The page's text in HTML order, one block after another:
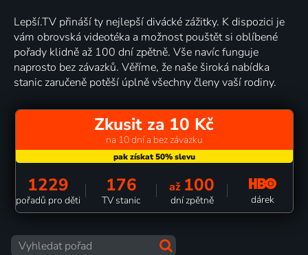
Lepší.TV přináší ty nejlepší divácké zážitky. K dispozici je
vám obrovská videotéka a možnost pouštět si oblíbené
pořady klidně až 100 dní zpětně. Vše navíc funguje
naprosto bez závazků. Věříme, že naše široká nabídka
stanic zaručeně potěší úplně všechny členy vaší rodiny.
Zkusit za 10 Kč
na 10 dní a bez závazku
1229
pořadů pro děti
176
TV stanic
až 100
dní zpětně dárek